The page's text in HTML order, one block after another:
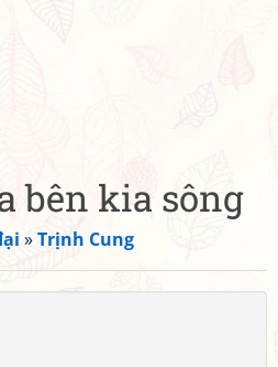
bên kia sông
»Trịnh Cung